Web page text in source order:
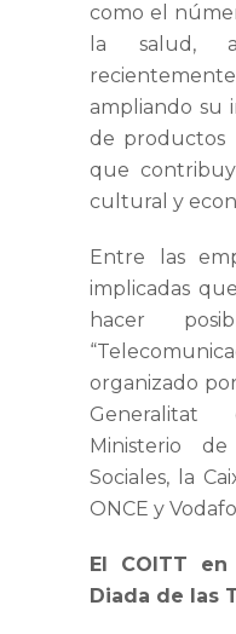
como el
la salud,
ampliando su
de productos
que
cultural y
Entre las
implicadas
hacer
organizado
Ministerio
Sociales, la
ONCE y
El COITT
Diada de las